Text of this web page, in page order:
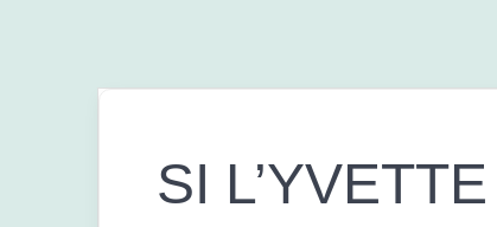
SI